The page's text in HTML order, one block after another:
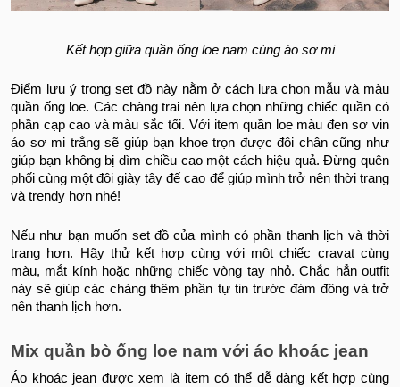
Kết hợp giữa quần ống loe nam cùng áo sơ mi
Điểm lưu ý trong set đồ này nằm ở cách lựa chọn mẫu và màu
quần ống loe. Các chàng trai nên lựa chọn những chiếc quần có
phần cạp cao và màu sắc tối. Với item quần loe màu đen sơ vin
áo sơ mi trắng sẽ giúp bạn khoe trọn được đôi chân cũng như
giúp bạn không bị dìm chiều cao một cách hiệu quả. Đừng quên
phối cùng một đôi giày tây đế cao để giúp mình trở nên thời trang
và trendy hơn nhé!
Nếu như bạn muốn set đồ của mình có phần thanh lịch và thời
trang hơn. Hãy thử kết hợp cùng với một chiếc cravat cùng
màu, mắt kính hoặc những chiếc vòng tay nhỏ. Chắc hẳn outfit
này sẽ giúp các chàng thêm phần tự tin trước đám đông và trở
nên thanh lịch hơn.
Mix quần bò ống loe nam với áo khoác jean
Áo khoác jean được xem là item có thể dễ dàng kết hợp cùng